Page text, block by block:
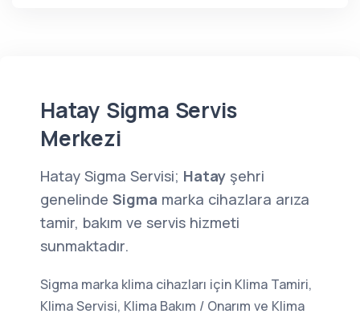
Hatay Sigma Servis
Merkezi
Hatay Sigma Servisi; Hatay şehri
genelinde Sigma marka cihazlara arıza
tamir, bakım ve servis hizmeti
sunmaktadır.
Sigma marka klima cihazları için Klima Tamiri,
Klima Servisi, Klima Bakım / Onarım ve Klima